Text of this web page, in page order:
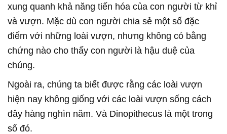
xung quanh khả năng tiến hóa của con người từ khỉ
và vượn. Mặc dù con người chia sẻ một số đặc
điểm với những loài vượn, nhưng không có bằng
chứng nào cho thấy con người là hậu duệ của
chúng.
Ngoài ra, chúng ta biết được rằng các loài vượn
hiện nay không giống với các loài vượn sống cách
đây hàng nghìn năm. Và Dinopithecus là một trong
số đó.